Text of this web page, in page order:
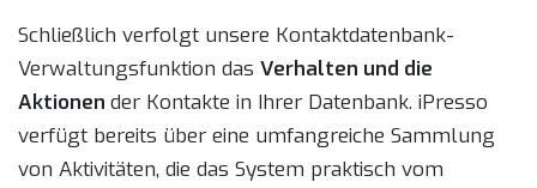
Schließlich verfolgt unsere Kontaktdatenbank-
Verwaltungsfunktion das Verhalten und die
Aktionen der Kontakte in Ihrer Datenbank. iPresso
verfügt bereits über eine umfangreiche Sammlung
von Aktivitäten, die das System praktisch vom